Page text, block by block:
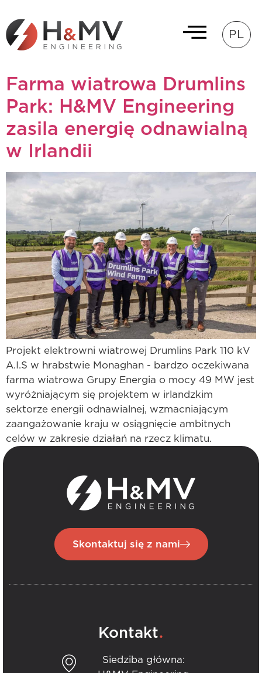
PL
Farma wiatrowa Drumlins
Park: H&MV Engineering
zasila energię odnawialną
w Irlandii
Projekt elektrowni wiatrowej Drumlins Park 110 kV
A.I.S w hrabstwie Monaghan - bardzo oczekiwana
farma wiatrowa Grupy Energia o mocy 49 MW jest
wyróżniającym się projektem w irlandzkim
sektorze energii odnawialnej, wzmacniającym
zaangażowanie kraju w osiągnięcie ambitnych
celów w zakresie działań na rzecz klimatu.
Skontaktuj się z nami
Kontakt.
Siedziba główna: